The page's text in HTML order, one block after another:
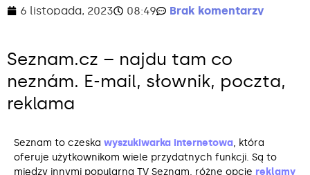
6 listopada, 2023 08:49 Brak komentarzy
Seznam.cz – najdu tam co
neznám. E-mail, słownik, poczta,
reklama
Seznam to czeska wyszukiwarka internetowa, która
oferuje użytkownikom wiele przydatnych funkcji. Są to
między innymi popularna TV Seznam, różne opcje reklamy